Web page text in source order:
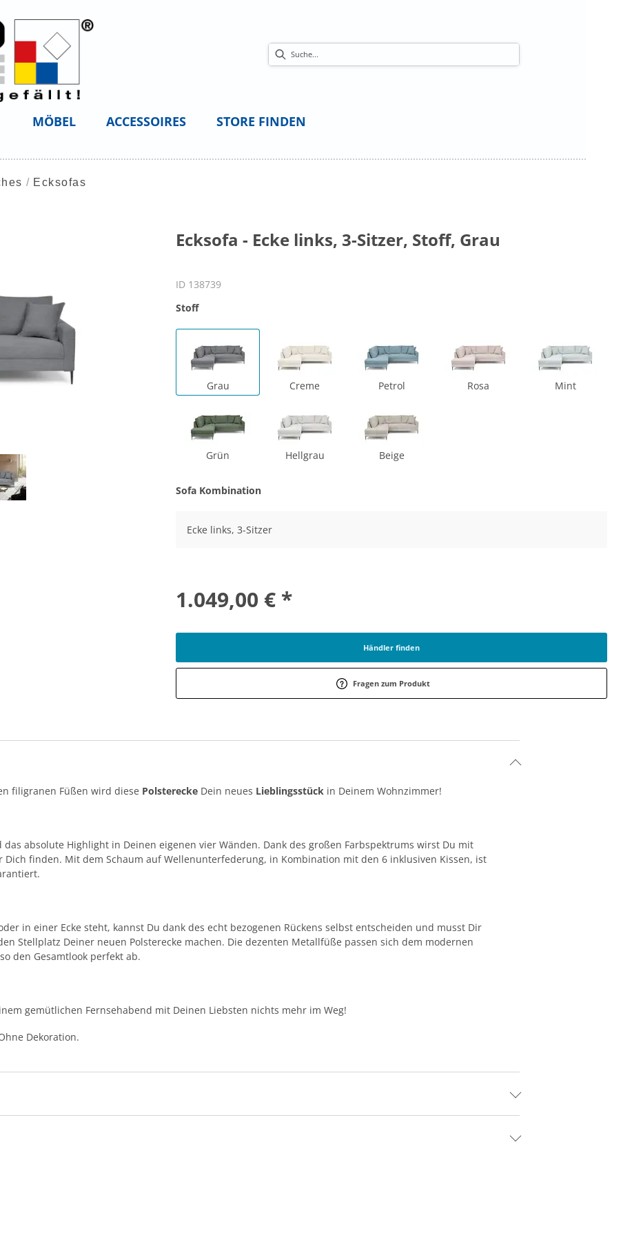
MÖBEL ACCESSOIRES STORE FINDEN
Ecksofas
Ecksofa - Ecke links, 3-Sitzer, Stoff, Grau
ID 138739
Stoff
Grau Creme Petrol Rosa Mint
Grün Hellgrau Beige
Sofa Kombination
Ecke links, 3-Sitzer
1.049,00 € *
Händler finden
Fragen zum Produkt
filigranen Füßen wird diese Polsterecke Dein neues Lieblingsstück in Deinem Wohnzimmer!
das absolute Highlight in Deinen eigenen vier Wänden. Dank des großen Farbspektrums wirst Du mit
Dich finden. Mit dem Schaum auf Wellenunterfederung, in Kombination mit den 6 inklusiven Kissen, ist
in einer Ecke steht, kannst Du dank des echt bezogenen Rückens selbst entscheiden und musst Dir
Stellplatz Deiner neuen Polsterecke machen. Die dezenten Metallfüße passen sich dem modernen
den Gesamtlook perfekt ab.
gemütlichen Fernsehabend mit Deinen Liebsten nichts mehr im Weg!
Dekoration.